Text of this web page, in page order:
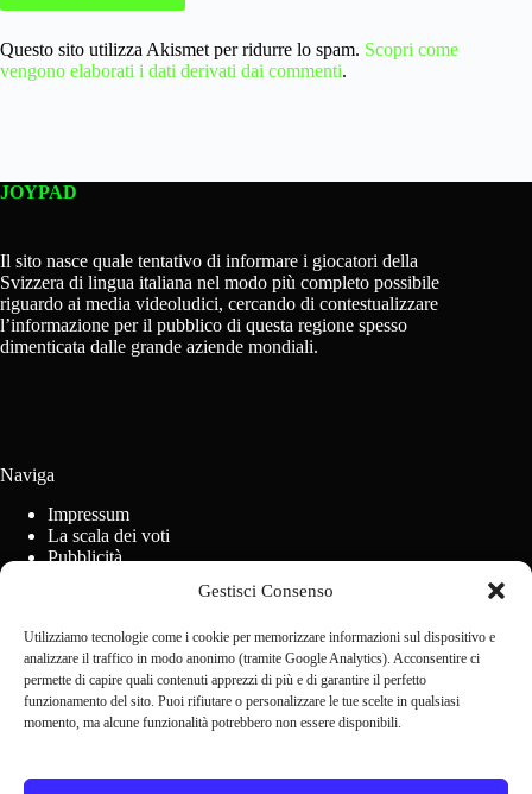
Gestisci Consenso
Utilizziamo tecnologie come i cookie per memorizzare informazioni sul dispositivo e
analizzare il traffico in modo anonimo (tramite Google Analytics). Acconsentire ci
permette di capire quali contenuti apprezzi di più e di garantire il perfetto
funzionamento del sito. Puoi rifiutare o personalizzare le tue scelte in qualsiasi
momento, ma alcune funzionalità potrebbero non essere disponibili.
Questo sito utilizza Akismet per ridurre lo spam. Scopri come
vengono elaborati i dati derivati dai commenti.
JOYPAD
Il sito nasce quale tentativo di informare i giocatori della
Svizzera di lingua italiana nel modo più completo possibile
riguardo ai media videoludici, cercando di contestualizzare
l’informazione per il pubblico di questa regione spesso
dimenticata dalle grande aziende mondiali.
Naviga
Impressum
La scala dei voti
Pubblicità
Contact us
Scrivi alla redazione